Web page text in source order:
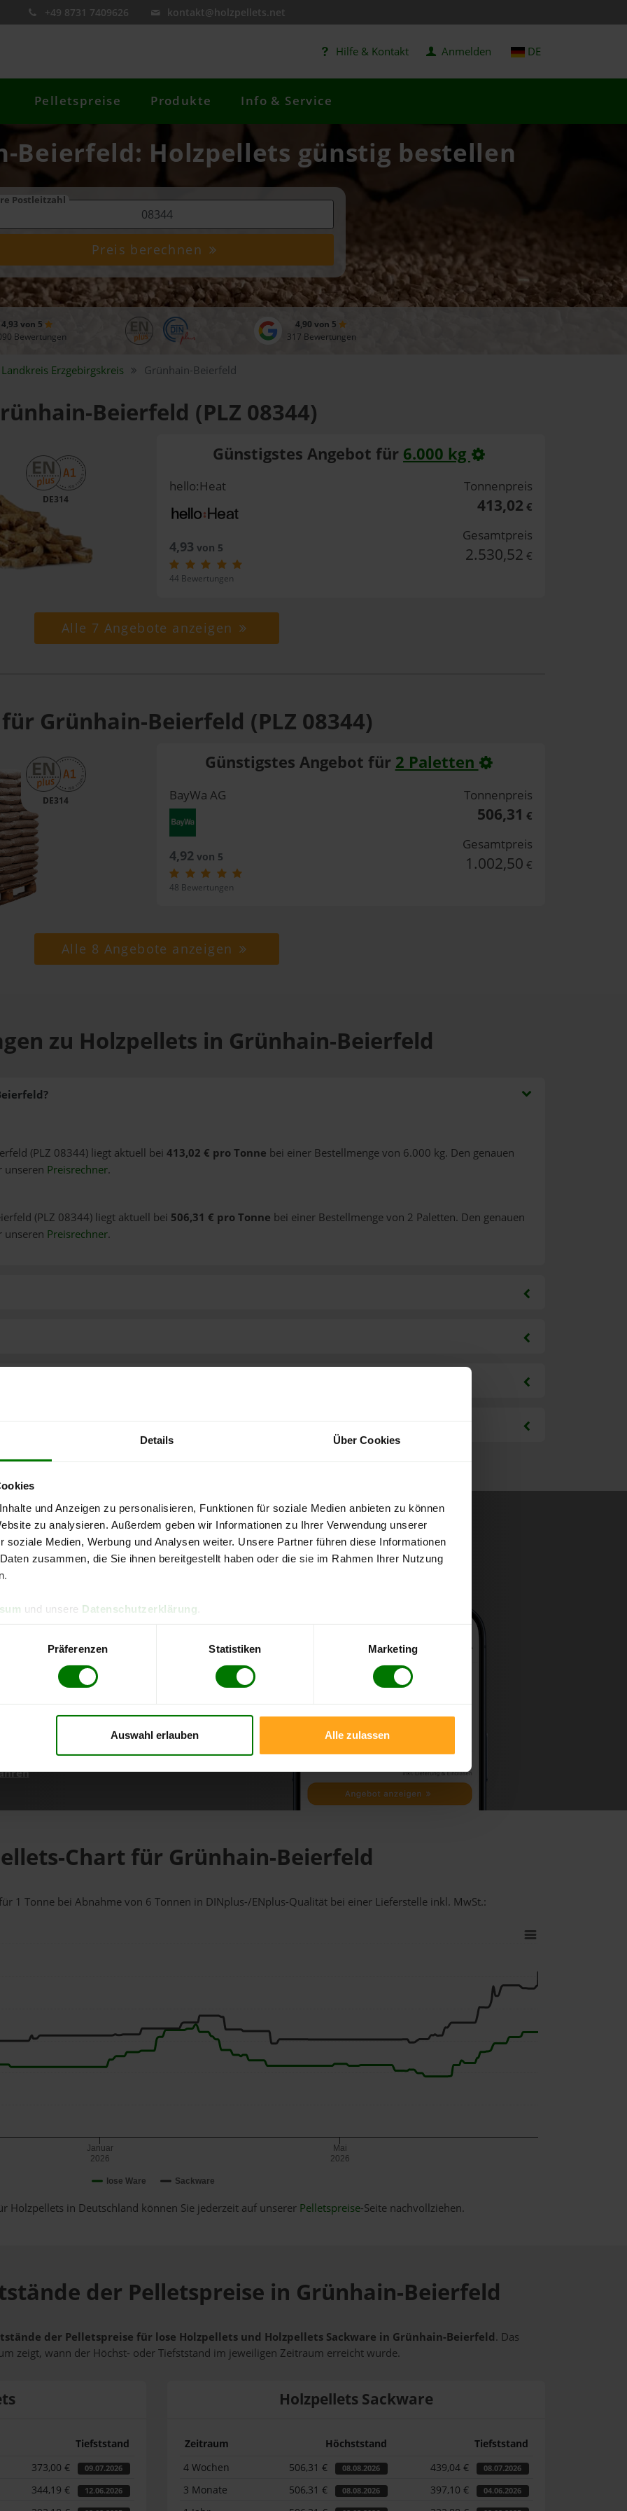
Details Über Cookies
und Anzeigen zu personalisieren, Funktionen für soziale Medien anbieten zu können
zu analysieren. Außerdem geben wir Informationen zu Ihrer Verwendung unserer
soziale Medien, Werbung und Analysen weiter. Unsere Partner führen diese Informationen
zusammen, die Sie ihnen bereitgestellt haben oder die sie im Rahmen Ihrer Nutzung
und unsere Datenschutzerklärung
Präferenzen Statistiken Marketing
Auswahl erlauben Alle zulassen
+49 8731 7409626 kontakt@holzpellets.net
Hilfe & Kontakt Anmelden DE
Pelletspreise Produkte Info & Service
Beierfeld: Holzpellets günstig bestellen
Postleitzahl
Preis berechnen
4,93 von 5
Bewertungen
4,90 von 5
317 Bewertungen
Landkreis Erzgebirgskreis Grünhain-Beierfeld
Beierfeld (PLZ 08344)
DE314
Günstigstes Angebot für 6.000 kg
hello:Heat
4,93 von 5
44 Bewertungen
Tonnenpreis
413,02 €
Gesamtpreis
2.530,52 €
Alle 7 Angebote anzeigen
Grünhain-Beierfeld (PLZ 08344)
DE314
Günstigstes Angebot für 2 Paletten
BayWa AG
4,92von 5
48 Bewertungen
Tonnenpreis
506,31 €
Gesamtpreis
1.002,50 €
Alle 8 Angebote anzeigen
zu Holzpellets in Grünhain-Beierfeld
(PLZ 08344) liegt aktuell bei 413,02 € pro Tonne bei einer Bestellmenge von 6.000 kg. Den genauen
unseren Preisrechner.
(PLZ 08344) liegt aktuell bei 506,31 € pro Tonne bei einer Bestellmenge von 2 Paletten. Den genauen
unseren Preisrechner.
kostenlose
direkt online bestellen
aktuellen Stand
Chart für Grünhain-Beierfeld
1 Tonne bei Abnahmevon 6 Tonnen in DINplus-/ENplus-Qualität bei einer Lieferstelle inkl. MwSt.:
lose Ware Sackware
Januar
2026
Mai
2026
Holzpellets in Deutschland können Sie jederzeit auf unserer Pelletspreise-Seite nachvollziehen.
der Pelletspreise in Grünhain-Beierfeld
der Pelletspreise für lose Holzpellets und Holzpellets Sackware in Grünhain-Beierfeld. Das
zeigt, wann der Höchst- oder Tiefststand im jeweiligen Zeitraum erreicht wurde.
Tiefststand
373,00 € 09.07.2026
344,19 € 12.06.2026
Holzpellets Sackware
Zeitraum Höchststand
Tiefststand
4 Wochen
506,31 € 08.08.2026 439,04 € 08.07.2026
3 Monate 506,31 € 08.08.2026 397,10 € 04.06.2026